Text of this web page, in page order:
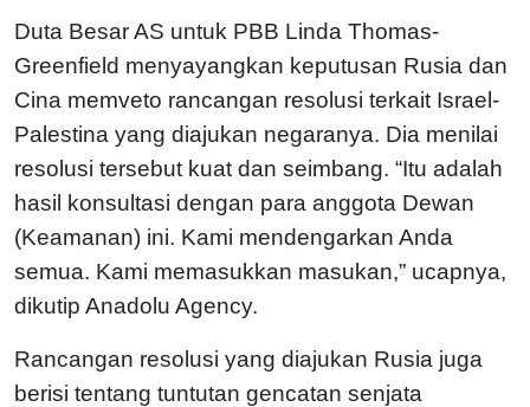
Duta Besar AS untuk PBB Linda Thomas-
Greenfield menyayangkan keputusan Rusia dan
Cina memveto rancangan resolusi terkait Israel-
Palestina yang diajukan negaranya. Dia menilai
resolusi tersebut kuat dan seimbang. “Itu adalah
hasil konsultasi dengan para anggota Dewan
(Keamanan) ini. Kami mendengarkan Anda
semua. Kami memasukkan masukan,” ucapnya,
dikutip Anadolu Agency.
Rancangan resolusi yang diajukan Rusia juga
berisi tentang tuntutan gencatan senjata